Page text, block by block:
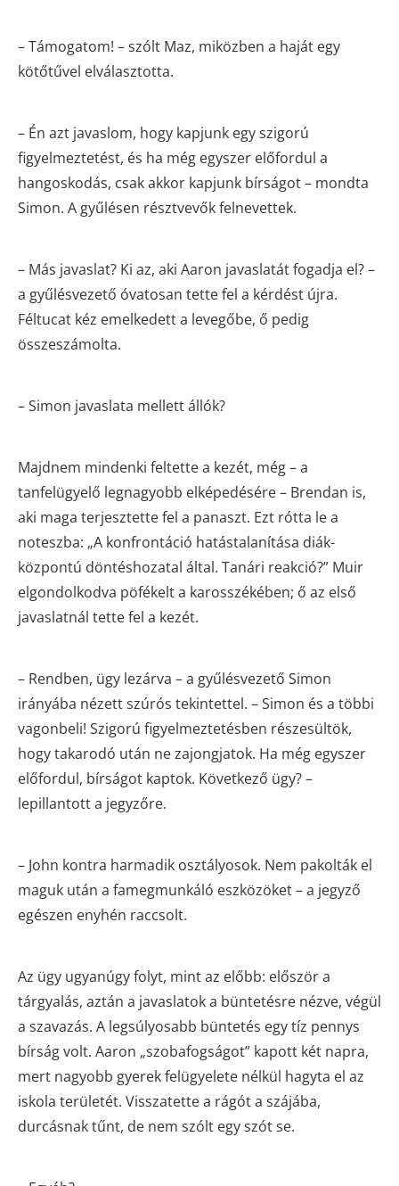
– Támogatom! – szólt Maz, miközben a haját egy
kötőtűvel elválasztotta.
– Én azt javaslom, hogy kapjunk egy szigorú
figyelmeztetést, és ha még egyszer előfordul a
hangoskodás, csak akkor kapjunk bírságot – mondta
Simon. A gyűlésen résztvevők felnevettek.
– Más javaslat? Ki az, aki Aaron javaslatát fogadja el? –
a gyűlésvezető óvatosan tette fel a kérdést újra.
Féltucat kéz emelkedett a levegőbe, ő pedig
összeszámolta.
– Simon javaslata mellett állók?
Majdnem mindenki feltette a kezét, még – a
tanfelügyelő legnagyobb elképedésére – Brendan is,
aki maga terjesztette fel a panaszt. Ezt rótta le a
noteszba: „A konfrontáció hatástalanítása diák-
központú döntéshozatal által. Tanári reakció?” Muir
elgondolkodva pöfékelt a karosszékében; ő az első
javaslatnál tette fel a kezét.
– Rendben, ügy lezárva – a gyűlésvezető Simon
irányába nézett szúrós tekintettel. – Simon és a többi
vagonbeli! Szigorú figyelmeztetésben részesültök,
hogy takarodó után ne zajongjatok. Ha még egyszer
előfordul, bírságot kaptok. Következő ügy? –
lepillantott a jegyzőre.
– John kontra harmadik osztályosok. Nem pakolták el
maguk után a famegmunkáló eszközöket – a jegyző
egészen enyhén raccsolt.
Az ügy ugyanúgy folyt, mint az előbb: először a
tárgyalás, aztán a javaslatok a büntetésre nézve, végül
a szavazás. A legsúlyosabb büntetés egy tíz pennys
bírság volt. Aaron „szobafogságot” kapott két napra,
mert nagyobb gyerek felügyelete nélkül hagyta el az
iskola területét. Visszatette a rágót a szájába,
durcásnak tűnt, de nem szólt egy szót se.